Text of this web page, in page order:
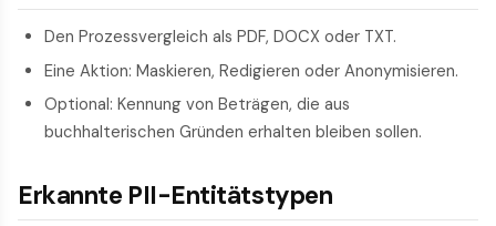
Den Prozessvergleich als PDF, DOCX oder TXT.
Eine Aktion: Maskieren, Redigieren oder Anonymisieren.
Optional: Kennung von Beträgen, die aus
buchhalterischen Gründen erhalten bleiben sollen.
Erkannte PII-Entitätstypen